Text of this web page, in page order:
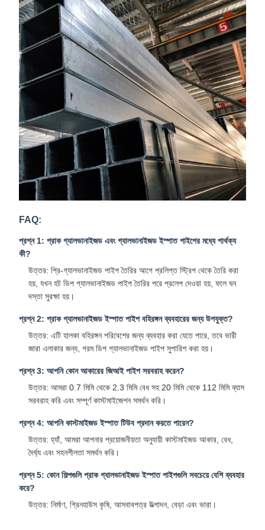
FAQ:
প্রশ্ন 1: প্রাক গ্যালভানাইজড এবং গ্যালভানাইজড ইস্পাত পাইপের মধ্যে পার্থক্য
কী?
উত্তর: প্রি-গ্যালভানাইজড পাইপ তৈরির আগে প্রলিপ্ত স্ট্রিপ থেকে তৈরি করা
হয়, যখন হট ডিপ গ্যালভানাইজড পাইপ তৈরির পরে প্রলেপ দেওয়া হয়, ফলে ঘন
দস্তা সুরক্ষা হয়।
প্রশ্ন 2: প্রাক গ্যালভানাইজড ইস্পাত পাইপ বহিরঙ্গন ব্যবহারের জন্য উপযুক্ত?
উত্তর: এটি হালকা বহিরঙ্গন পরিবেশের জন্য ব্যবহার করা যেতে পারে, তবে ভারী
জারা এলাকার জন্য, গরম ডিপ গ্যালভানাইজড পাইপ সুপারিশ করা হয়।
প্রশ্ন 3: আপনি কোন আকারের জিআই পাইপ সরবরাহ করেন?
উত্তর: আমরা 0.7 মিমি থেকে 2.3 মিমি বেধ সহ 20 মিমি থেকে 112 মিমি ব্যাস
সরবরাহ করি এবং সম্পূর্ণ কাস্টমাইজেশন সমর্থন করি।
প্রশ্ন 4: আপনি কাস্টমাইজড ইস্পাত টিউব প্রদান করতে পারেন?
উত্তর: হ্যাঁ, আমরা আপনার প্রয়োজনীয়তা অনুযায়ী কাস্টমাইজড আকার, বেধ,
দৈর্ঘ্য এবং সহনশীলতা সমর্থন করি।
প্রশ্ন 5: কোন শিল্পগুলি প্রাক গ্যালভানাইজড ইস্পাত পাইপগুলি সবচেয়ে বেশি ব্যবহার
করে?
উত্তর: নির্মাণ, গ্রিনহাউস কৃষি, আসবাবপত্র উত্পাদন, বেড়া এবং ভারা।